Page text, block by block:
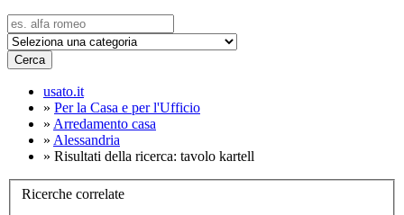
Cerca
usato.it
» Per la Casa e per l'Ufficio
» Arredamento casa
» Alessandria
» Risultati della ricerca: tavolo kartell
Ricerche correlate